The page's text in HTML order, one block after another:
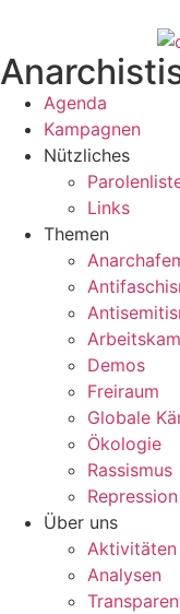
Agenda
Kampagnen
Nützliches
Links
Themen
Demos
Freiraum
Globale
Ökologie
Rassismus
Repression
Über uns
Aktivitäten
Analysen